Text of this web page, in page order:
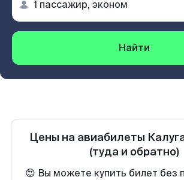
Найти
Цены на авиабилеты
(туда и обратно)
😍 Вы можете купить билет без